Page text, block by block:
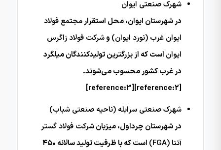
شهرک صنعتی ایوان
در شهرستان ایوان، محل استقرارمجتمع فولاد
ایوان غرب (نورد ایوان) وشرکت فولاد زاگرس
ایوان است که از بزرگترین تولیدکنندگان میلگرد
در غرب کشور محسوب می‌شوند.
[reference:2][reference:3]
شهرک صنعتی سرابله (ناحیه صنعتی شباب)
در شهرستان چرداول، میزبانشرکت فولاد گستر
آتنا (FGA)
است که با ظرفیت تولید سالانه ۴۵۰